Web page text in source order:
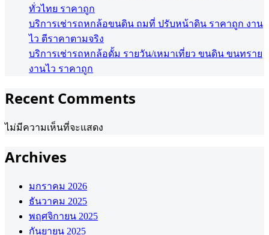
ทั่วไทย ราคาถูก
บริการเช่ารถหกล้อขนดิน ถมที่ ปรับหน้าดิน ราคาถูก งาน
ไว ตีราคาตามจริง
บริการเช่ารถหกล้อดั้ม รายวัน/เหมาเที่ยว ขนดิน ขนทราย
งานไว ราคาถูก
Recent Comments
ไม่มีความเห็นที่จะแสดง
Archives
มกราคม 2026
ธันวาคม 2025
พฤศจิกายน 2025
กันยายน 2025